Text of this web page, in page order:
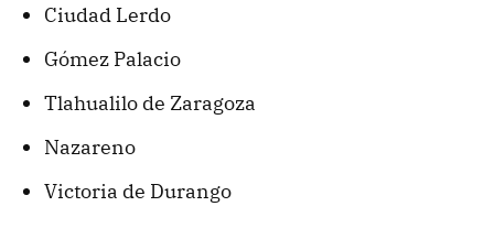
Ciudad Lerdo
Gómez Palacio
Tlahualilo de Zaragoza
Nazareno
Victoria de Durango